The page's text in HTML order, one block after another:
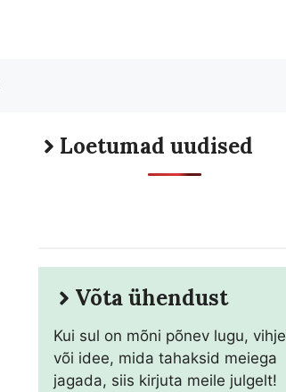
Loetumad uudised
Võta ühendust
Kui sul on mõni põnev lugu, vihje
või idee, mida tahaksid meiega
jagada, siis kirjuta meile julgelt!